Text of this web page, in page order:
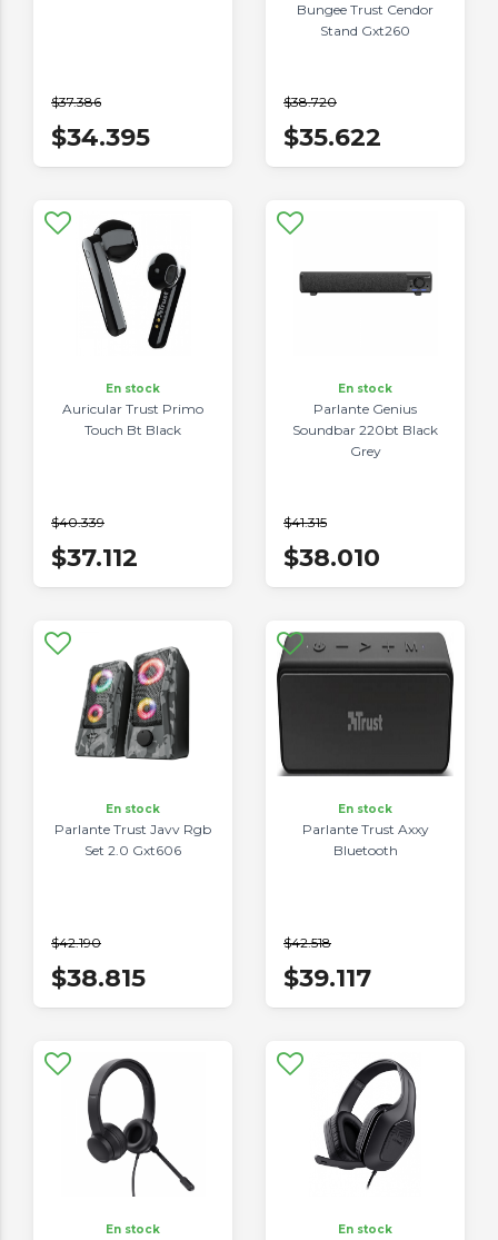
$37.386
$34.395
Bungee Trust Cendor
Stand Gxt260
$38.720
$35.622
En stock
Auricular Trust Primo
Touch Bt Black
$40.339
$37.112
En stock
Parlante Genius
Soundbar 220bt Black
Grey
$41.315
$38.010
En stock
Parlante Trust Javv Rgb
Set 2.0 Gxt606
$42.190
$38.815
En stock
Parlante Trust Axxy
Bluetooth
$42.518
$39.117
En stock En stock